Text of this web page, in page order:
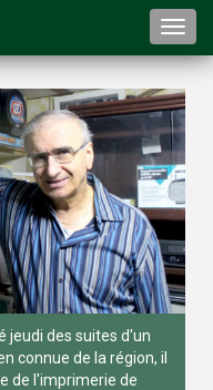
jeudi des suites d'un
connue de la région, il
de l'imprimerie de